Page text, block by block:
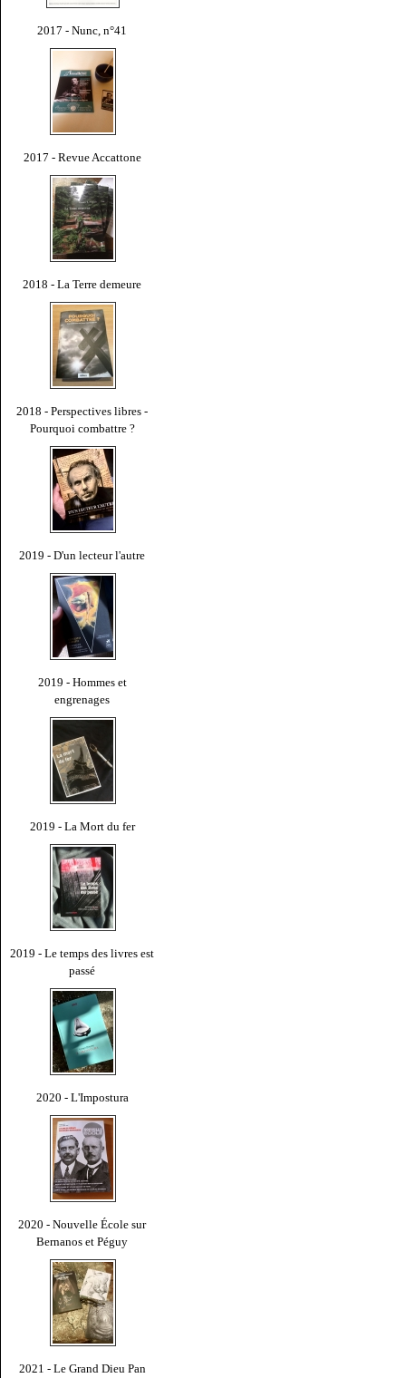
2017 - Nunc, n°41
2017 - Revue Accattone
2018 - La Terre demeure
2018 - Perspectives libres -
Pourquoi combattre ?
2019 - D'un lecteur l'autre
2019 - Hommes et
engrenages
2019 - La Mort du fer
2019 - Le temps des livres est
passé
2020 - L'Impostura
2020 - Nouvelle École sur
Bernanos et Péguy
2021 - Le Grand Dieu Pan